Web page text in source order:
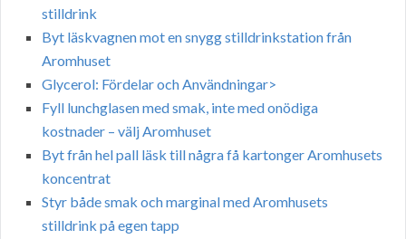
stilldrink
Byt läskvagnen mot en snygg stilldrinkstation från
Aromhuset
Glycerol: Fördelar och Användningar>
Fyll lunchglasen med smak, inte med onödiga
kostnader – välj Aromhuset
Byt från hel pall läsk till några få kartonger Aromhusets
koncentrat
Styr både smak och marginal med Aromhusets
stilldrink på egen tapp